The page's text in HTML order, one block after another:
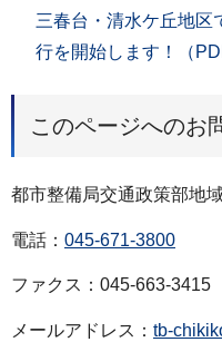
三春台・清水ケ丘地区
行を開始します！（
このページへのお
都市整備局交通政策部地
電話： 045-671-3800
ファクス：045-663-3415
メールアドレス： tb-